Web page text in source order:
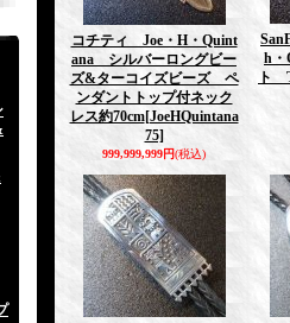
コチティ Joe・H・Quint
ana シルバーロングビー
ズ&ターコイズビーズ ペ
ンダントトップ付ネック
レス約70cm[JoeHQuintana
75]
999,999,999円(税込)
h
ト